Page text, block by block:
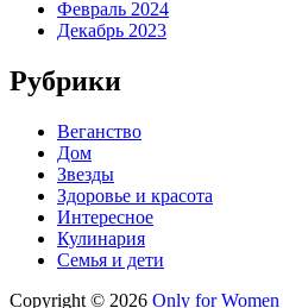
Февраль 2024
Декабрь 2023
Рубрики
Веганство
Дом
Звезды
Здоровье и красота
Интересное
Кулинария
Семья и дети
Copyright © 2026 Only for Women